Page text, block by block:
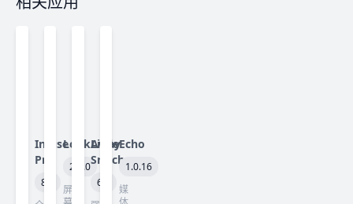
Infuse
Pro
8.5
LookAway
2.3.0
屏
Little
Snitch
6.5
Echo
1.0.16
媒